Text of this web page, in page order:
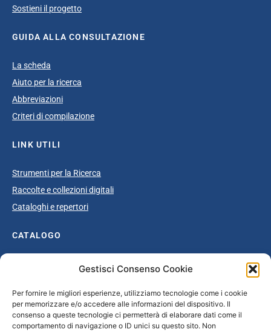
Gestisci Consenso Cookie
Per fornire le migliori esperienze, utilizziamo tecnologie come i cookie
per memorizzare e/o accedere alle informazioni del dispositivo. Il
consenso a queste tecnologie ci permetterà di elaborare dati come il
comportamento di navigazione o ID unici su questo sito. Non
Sostieni il progetto
GUIDA ALLA CONSULTAZIONE
La scheda
Aiuto per la ricerca
Abbreviazioni
Criteri di compilazione
LINK UTILI
Strumenti per la Ricerca
Raccolte e collezioni digitali
Cataloghi e repertori
CATALOGO
Catalogo completo
Età giolittiana
Grande Guerra e dopoguerra